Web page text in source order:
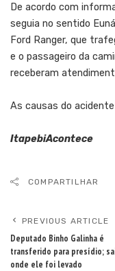
De acordo com
seguia no sentido
Ford Ranger, que
e o passageiro da
receberam
As causas do
ItapebiAcontece
COMPARTILHAR
PREVIOUS ARTICLE
Deputado Binho Galinha é
transferido para presídio;
onde ele foi levado